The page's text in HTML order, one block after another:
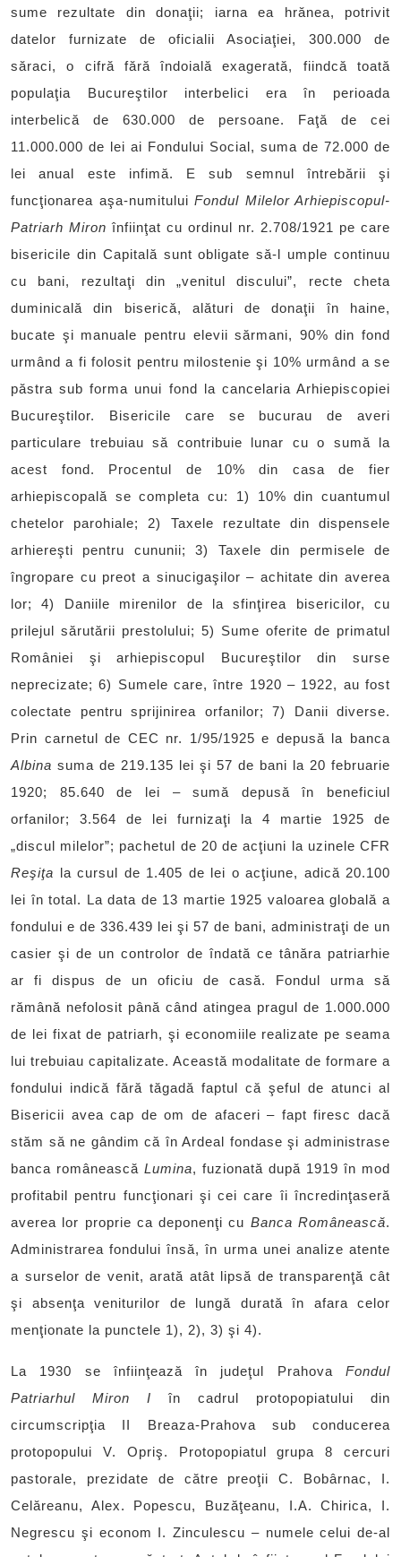
sume rezultate din donaţii; iarna ea hrănea, potrivit
datelor furnizate de oficialii Asociaţiei, 300.000 de
săraci, o cifră fără îndoială exagerată, fiindcă toată
populaţia Bucureştilor interbelici era în perioada
interbelică de 630.000 de persoane. Faţă de cei
11.000.000 de lei ai Fondului Social, suma de 72.000 de
lei anual este infimă. E sub semnul întrebării şi
funcţionarea aşa-numitului Fondul Milelor Arhiepiscopul-
Patriarh Miron înfiinţat cu ordinul nr. 2.708/1921 pe care
bisericile din Capitală sunt obligate să-l umple continuu
cu bani, rezultaţi din „venitul discului”, recte cheta
duminicală din biserică, alături de donaţii în haine,
bucate şi manuale pentru elevii sărmani, 90% din fond
urmând a fi folosit pentru milostenie şi 10% urmând a se
păstra sub forma unui fond la cancelaria Arhiepiscopiei
Bucureştilor. Bisericile care se bucurau de averi
particulare trebuiau să contribuie lunar cu o sumă la
acest fond. Procentul de 10% din casa de fier
arhiepiscopală se completa cu: 1) 10% din cuantumul
chetelor parohiale; 2) Taxele rezultate din dispensele
arhiereşti pentru cununii; 3) Taxele din permisele de
îngropare cu preot a sinucigaşilor – achitate din averea
lor; 4) Daniile mirenilor de la sfinţirea bisericilor, cu
prilejul sărutării prestolului; 5) Sume oferite de primatul
României şi arhiepiscopul Bucureştilor din surse
neprecizate; 6) Sumele care, între 1920 – 1922, au fost
colectate pentru sprijinirea orfanilor; 7) Danii diverse.
Prin carnetul de CEC nr. 1/95/1925 e depusă la banca
Albina suma de 219.135 lei şi 57 de bani la 20 februarie
1920; 85.640 de lei – sumă depusă în beneficiul
orfanilor; 3.564 de lei furnizaţi la 4 martie 1925 de
„discul milelor”; pachetul de 20 de acţiuni la uzinele CFR
Reşiţa la cursul de 1.405 de lei o acţiune, adică 20.100
lei în total. La data de 13 martie 1925 valoarea globală a
fondului e de 336.439 lei şi 57 de bani, administraţi de un
casier şi de un controlor de îndată ce tânăra patriarhie
ar fi dispus de un oficiu de casă. Fondul urma să
rămână nefolosit până când atingea pragul de 1.000.000
de lei fixat de patriarh, şi economiile realizate pe seama
lui trebuiau capitalizate. Această modalitate de formare a
fondului indică fără tăgadă faptul că şeful de atunci al
Bisericii avea cap de om de afaceri – fapt firesc dacă
stăm să ne gândim că în Ardeal fondase şi administrase
banca românească Lumina, fuzionată după 1919 în mod
profitabil pentru funcţionari şi cei care îi încredinţaseră
averea lor proprie ca deponenţi cu Banca Românească.
Administrarea fondului însă, în urma unei analize atente
a surselor de venit, arată atât lipsă de transparenţă cât
şi absenţa veniturilor de lungă durată în afara celor
menţionate la punctele 1), 2), 3) şi 4).
La 1930 se înfiinţează în judeţul Prahova Fondul
Patriarhul Miron I în cadrul protopopiatului din
circumscripţia II Breaza-Prahova sub conducerea
protopopului V. Opriş. Protopopiatul grupa 8 cercuri
pastorale, prezidate de către preoţii C. Bobârnac, I.
Celăreanu, Alex. Popescu, Buzăţeanu, I.A. Chirica, I.
Negrescu şi econom I. Zinculescu – numele celui de-al